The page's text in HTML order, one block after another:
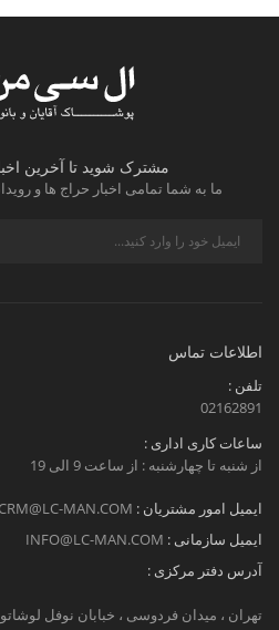
مشترک شوید تا آخرین
ما به شما تمامی اخبار حراج ها و
اطلاعات تماس
تلفن :
02162891
ساعات کاری اداری :
از شنبه تا چهارشنبه : از ساعت 9 الی 19
ایمیل امور مشتریان : CRM@LC-MAN.COM
ایمیل سازمانی : INFO@LC-MAN.COM
آدرس دفتر مرکزی :
تهران ، میدان فردوسی ، خبابان نوفل